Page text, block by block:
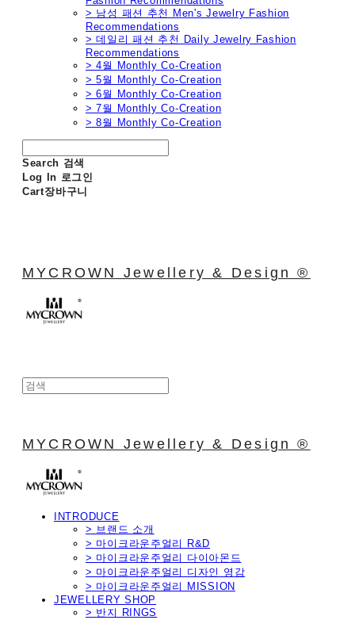
> 남성 패션 추천 Men's Jewelry Fashion
Recommendations
> 데일리 패션 추천 Daily Jewelry Fashion
Recommendations
> 4월 Monthly Co-Creation
> 5월 Monthly Co-Creation
> 6월 Monthly Co-Creation
> 7월 Monthly Co-Creation
> 8월 Monthly Co-Creation
Search 검색
Log In 로그인
Cart장바구니
MYCROWN Jewellery & Design ®
MYCROWN Jewellery & Design ®
INTRODUCE
> 브랜드 소개
> 마이크라운주얼리 R&D
> 마이크라운주얼리 다이아몬드
> 마이크라운주얼리 디자인 영감
> 마이크라운주얼리 MISSION
JEWELLERY SHOP
> 반지 RINGS